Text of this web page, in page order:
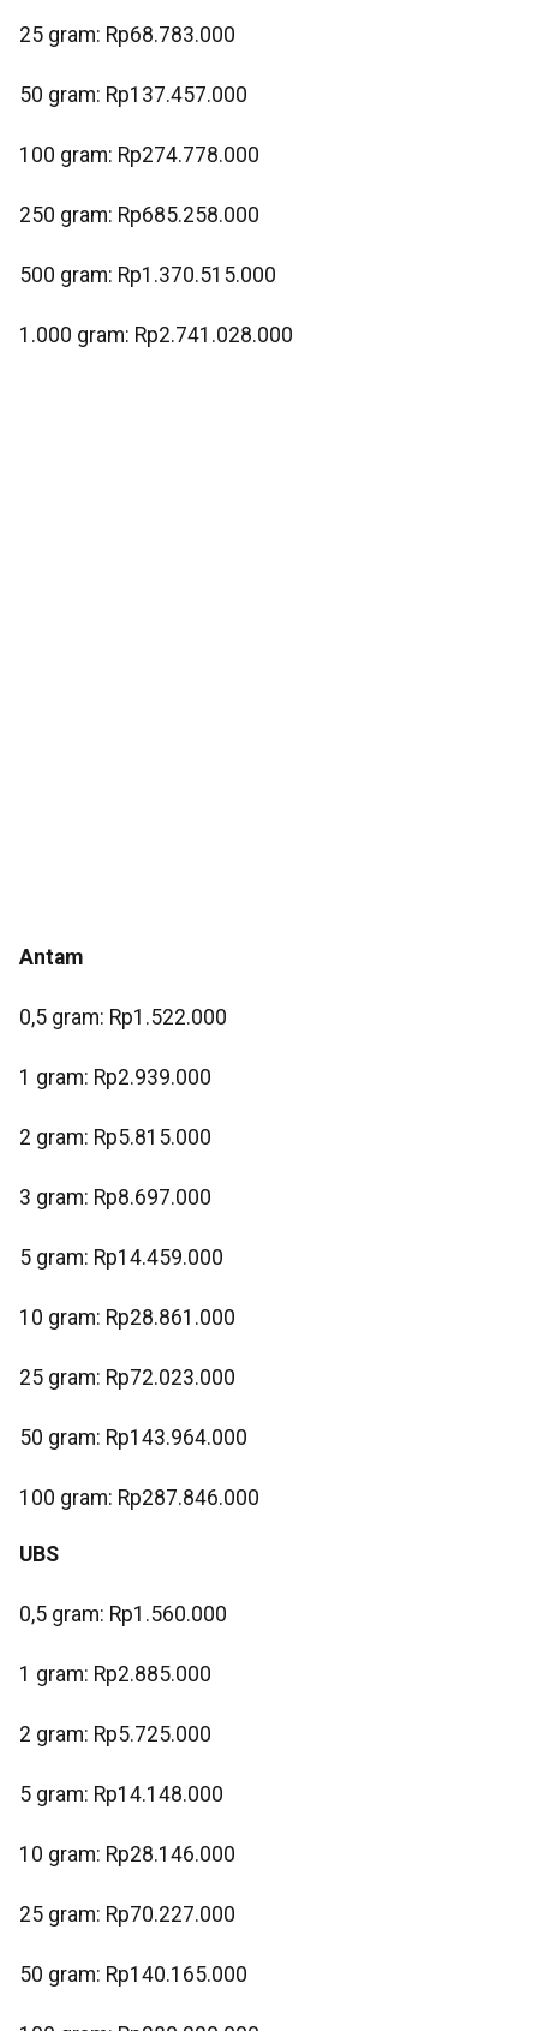
‎25 gram: Rp68.783.000
‎50 gram: Rp137.457.000
‎100 gram: Rp274.778.000
‎250 gram: Rp685.258.000
‎500 gram: Rp1.370.515.000
‎1.000 gram: Rp2.741.028.000
Antam
0,5 gram: Rp1.522.000
‎1 gram: Rp2.939.000
‎2 gram: Rp5.815.000
3 gram: Rp8.697.000
‎5 gram: Rp14.459.000
10 gram: Rp28.861.000
‎25 gram: Rp72.023.000
‎50 gram: Rp143.964.000
‎100 gram: Rp287.846.000
UBS
0,5 gram: Rp1.560.000
‎1 gram: Rp2.885.000
‎2 gram: Rp5.725.000
‎5 gram: Rp14.148.000
10 gram: Rp28.146.000
‎25 gram: Rp70.227.000
‎50 gram: Rp140.165.000